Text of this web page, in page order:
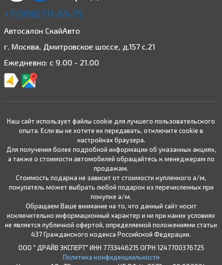
+7 (958) 111-65-75
Автосалон СкайАвто
г. Москва, Дмитровское шоссе, д.157 с.21
Ежедневно: с 9.00 - 21.00
Наш сайт использует файлы cookie для лучшего пользовательского
опыта. Если вы не хотите их передавать, отключите cookie в
настройках браузера.
Для получения более подробной информации об указанных акциях,
а также о стоимости автомобилей обращайтесь к менеджерам по
продажам.
Стоимость подарка не зависит от стоимости купленного а/м,
покупатель может выбрать любой подарок из перечисленных при
покупке а/м.
Обращаем Ваше внимание на то, что данный сайт носит
исключительно информационный характер и ни при каких условиях
не является публичной офертой, определяемой положениями статьи
437 Гражданского кодекса Российской Федерации.
ООО " ДРАЙВ ЭКСПЕРТ" ИНН 7733446215 ОГРН 1247700376725
Политика конфиденциальности